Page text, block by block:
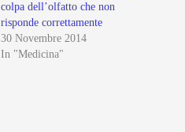
colpa dell’olfatto che non
risponde correttamente
30 Novembre 2014
In "Medicina"